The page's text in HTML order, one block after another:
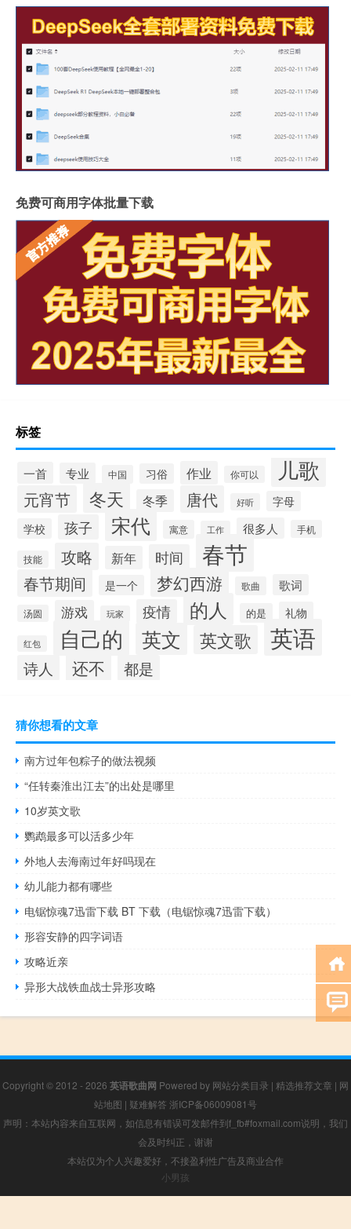
免费可商用字体批量下载
标签
一首 专业 中国 习俗 作业 你可以 儿歌
元宵节 冬天 冬季 唐代 好听
字母
学校
孩子 宋代 寓意 工作 很多人 手机
技能 攻略 新年 时间 春节
春节期间 是一个 梦幻西游 歌曲 歌词
汤圆 游戏 玩家 疫情 的人 的是 礼物
红包 自己的 英文 英文歌 英语
诗人 还不 都是
猜你想看的文章
南方过年包粽子的做法视频
“任转秦淮出江去”的出处是哪里
10岁英文歌
鹦鹉最多可以活多少年
外地人去海南过年好吗现在
幼儿能力都有哪些
电锯惊魂7迅雷下载 BT 下载（电锯惊魂7迅雷下载）
形容安静的四字词语
攻略近亲
异形大战铁血战士异形攻略
Copyright © 2012 - 2026 英语歌曲网 Powered by 网站分类目录 | 精选推荐文章 | 网
站地图 | 疑难解答 浙ICP备06009081号
声明：本站内容来自互联网，如信息有错误可发邮件到f_fb#foxmail.com说明，我们
会及时纠正，谢谢
本站仅为个人兴趣爱好，不接盈利性广告及商业合作
小男孩